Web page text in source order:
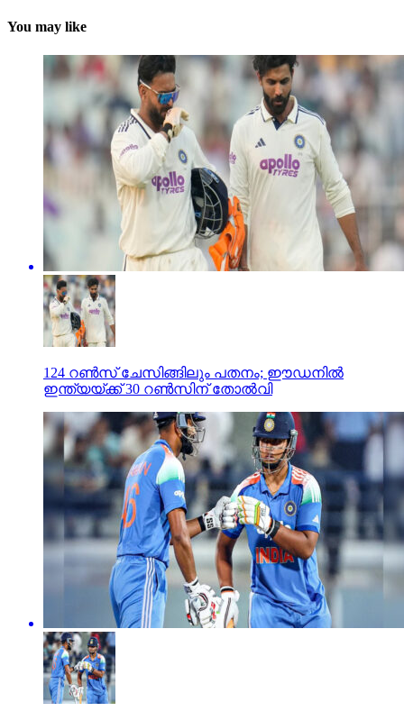
You may like
124 റണ്‍സ് ചേസിങ്ങിലും പതനം; ഈഡനില്‍
ഇന്ത്യയ്ക്ക് 30 റണ്‍സിന് തോല്‍വി